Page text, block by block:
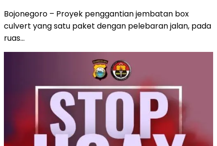
Bojonegoro – Proyek penggantian jembatan box
culvert yang satu paket dengan pelebaran jalan, pada
ruas…